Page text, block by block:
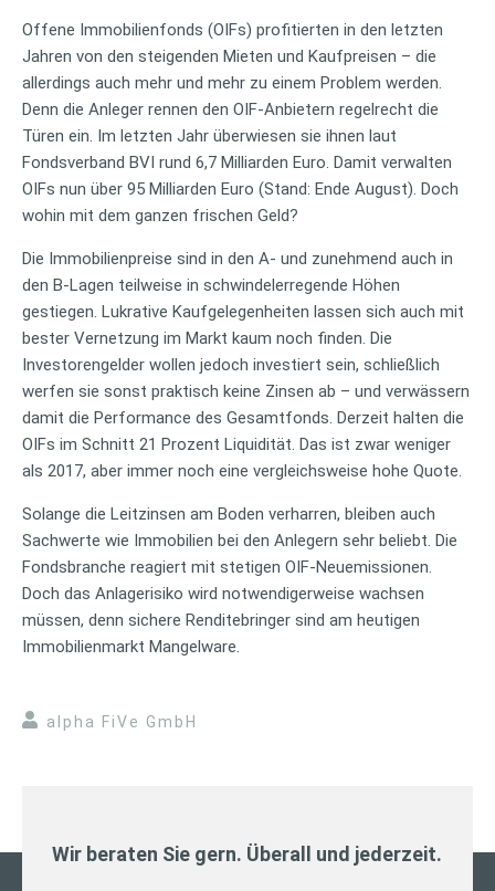
Offene Immobilienfonds (OIFs) profitierten in den letzten
Jahren von den steigenden Mieten und Kaufpreisen – die
allerdings auch mehr und mehr zu einem Problem werden.
Denn die Anleger rennen den OIF-Anbietern regelrecht die
Türen ein. Im letzten Jahr überwiesen sie ihnen laut
Fondsverband BVI rund 6,7 Milliarden Euro. Damit verwalten
OIFs nun über 95 Milliarden Euro (Stand: Ende August). Doch
wohin mit dem ganzen frischen Geld?
Die Immobilienpreise sind in den A- und zunehmend auch in
den B-Lagen teilweise in schwindelerregende Höhen
gestiegen. Lukrative Kaufgelegenheiten lassen sich auch mit
bester Vernetzung im Markt kaum noch finden. Die
Investorengelder wollen jedoch investiert sein, schließlich
werfen sie sonst praktisch keine Zinsen ab – und verwässern
damit die Performance des Gesamtfonds. Derzeit halten die
OIFs im Schnitt 21 Prozent Liquidität. Das ist zwar weniger
als 2017, aber immer noch eine vergleichsweise hohe Quote.
Solange die Leitzinsen am Boden verharren, bleiben auch
Sachwerte wie Immobilien bei den Anlegern sehr beliebt. Die
Fondsbranche reagiert mit stetigen OIF-Neuemissionen.
Doch das Anlagerisiko wird notwendigerweise wachsen
müssen, denn sichere Renditebringer sind am heutigen
Immobilienmarkt Mangelware.
alpha FiVe GmbH
Wir beraten Sie gern. Überall und jederzeit.